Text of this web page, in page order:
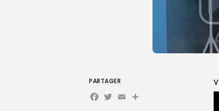
PARTAGER
Facebook
Twitter
EmailPartager